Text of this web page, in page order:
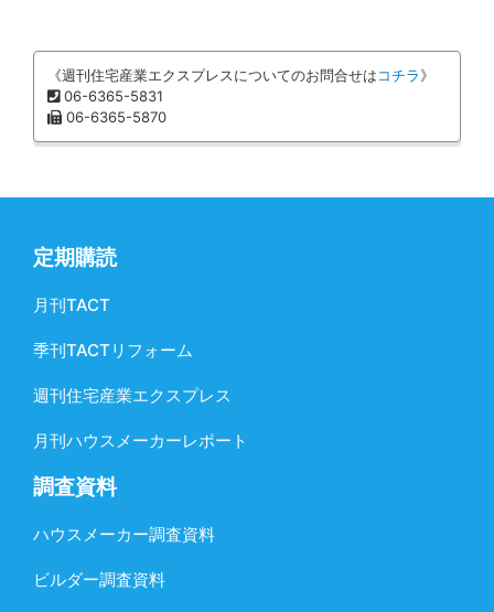
《週刊住宅産業エクスプレスについてのお問合せはコチラ》
06-6365-5831
06-6365-5870
定期購読
月刊TACT
季刊TACTリフォーム
週刊住宅産業エクスプレス
月刊ハウスメーカーレポート
調査資料
ハウスメーカー調査資料
ビルダー調査資料